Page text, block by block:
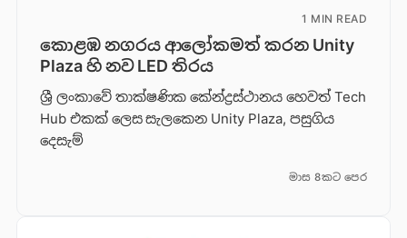
1 MIN READ
කොළඹ නගරය ආලෝකමත් කරන Unity
Plaza හි නව LED තිරය
ශ්‍රී ලංකාවේ තාක්ෂණික කේන්ද්‍රස්ථානය හෙවත් Tech
Hub එකක් ලෙස සැලකෙන Unity Plaza, පසුගිය
දෙසැම්
මාස 8කට පෙර